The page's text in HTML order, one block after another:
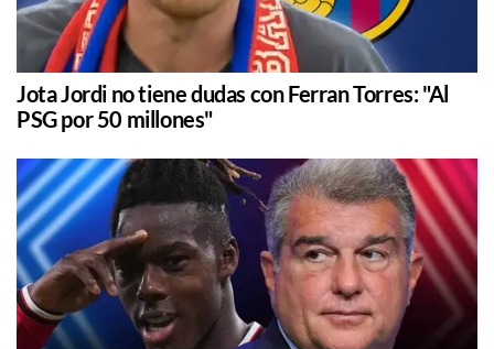
Jota Jordi no tiene dudas con Ferran Torres: "Al
PSG por 50 millones"